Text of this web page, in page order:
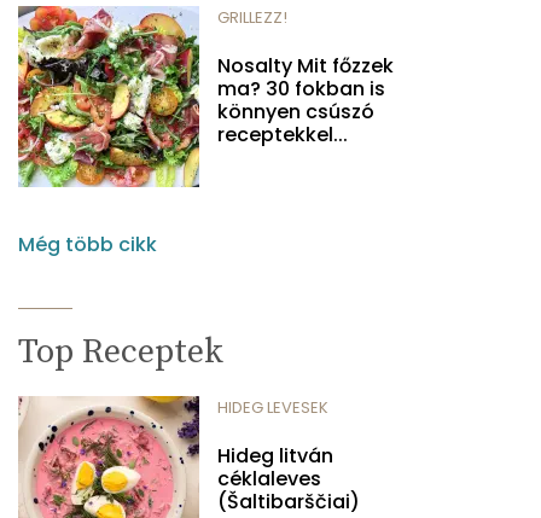
GRILLEZZ!
Nosalty Mit főzzek
ma? 30 fokban is
könnyen csúszó
receptekkel...
Még több cikk
Top Receptek
HIDEG LEVESEK
Hideg litván
céklaleves
(Šaltibarščiai)